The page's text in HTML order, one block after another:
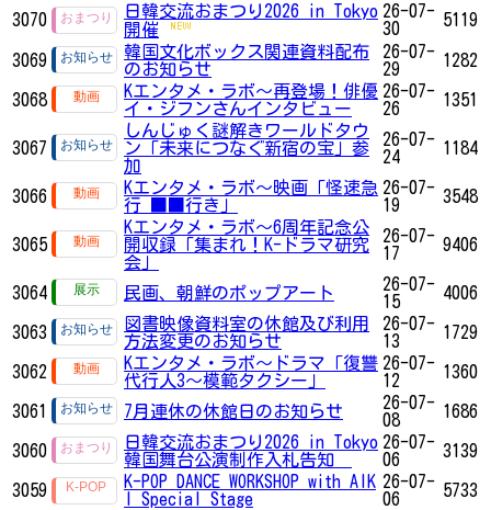
3070
日韓交流おまつり2026 in Tokyo
開催
26-07-
30
5119
3069
韓国文化ボックス関連資料配布
のお知らせ
26-07-
29
1282
3068
Kエンタメ・ラボ～再登場！俳優
イ・ジフンさんインタビュー
26-07-
26
1351
3067
しんじゅく謎解きワールドタウ
ン「未来につなぐ新宿の宝」参
加
26-07-
24
1184
3066
Kエンタメ・ラボ～映画「怪速急
行 ■■行き」
26-07-
19
3548
3065
Kエンタメ・ラボ～6周年記念公
開収録「集まれ！K-ドラマ研究
会」
26-07-
17
9406
3064 民画、朝鮮のポップアート
26-07-
15
4006
3063
図書映像資料室の休館及び利用
方法変更のお知らせ
26-07-
13
1729
3062
Kエンタメ・ラボ～ドラマ「復讐
代行人3～模範タクシー」
26-07-
12
1360
3061 7月連休の休館日のお知らせ
26-07-
08
1686
3060
日韓交流おまつり2026 in Tokyo
韓国舞台公演制作入札告知
26-07-
06
3139
3059
K-POP DANCE WORKSHOP with AIK
I Special Stage
26-07-
06
5733